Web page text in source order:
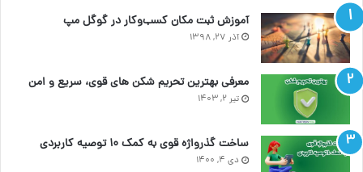
آموزش ثبت مکان کسب‌وکار در گوگل مپ
آذر ۲۷, ۱۳۹۸
معرفی بهترین تحریم شکن های قوی، سریع و امن
تیر ۲, ۱۴۰۳
ساخت گذرواژه قوی به کمک ۱۰ توصیه کاربردی
دی ۴, ۱۴۰۰